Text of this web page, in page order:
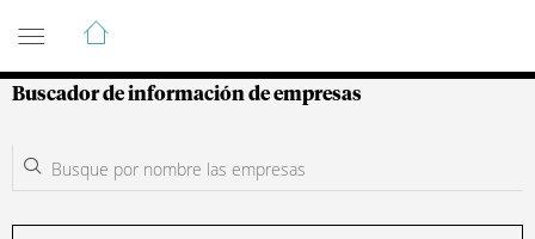
Guía de Empresas Colombianas
Buscador de información de empresas